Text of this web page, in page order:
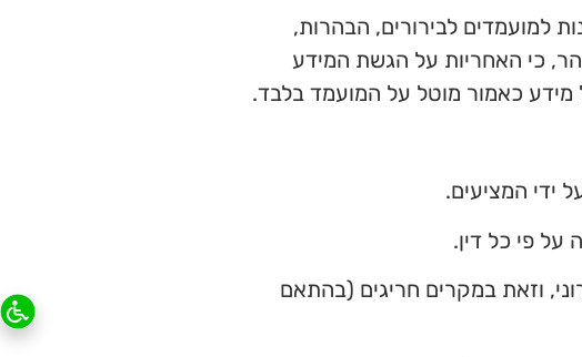
למועמדים לבירורים, הבהרות,
כי האחריות על הגשת המידע
מידע כאמור מוטל על המועמד בלבד.
ידי המציעים.
פי כל דין.
וזאת במקרים חריגים (בהתאם